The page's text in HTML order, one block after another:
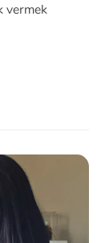
vermek